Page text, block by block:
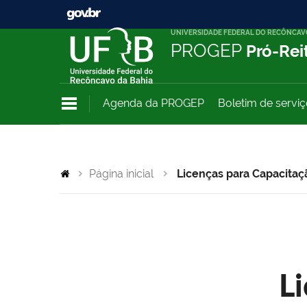
UNIVERSIDADE FEDERAL DO
PROGEP Pró-
Agenda da PROGEP Boletim de
Página inicial Licenças para